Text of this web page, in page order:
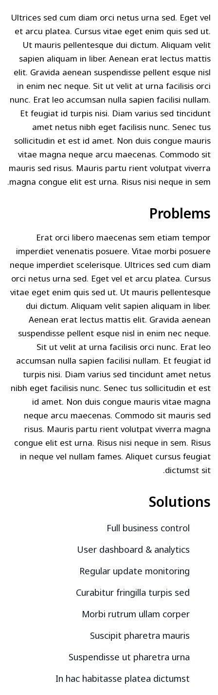
Ultrices sed cum diam orci netus urna sed. Eget vel
et arcu platea. Cursus vitae eget enim quis sed ut.
Ut mauris pellentesque dui dictum. Aliquam velit
sapien aliquam in liber. Aenean erat lectus mattis
elit. Gravida aenean suspendisse pellent esque nisl
in enim nec neque. Sit ut velit at urna facilisis orci
nunc. Erat leo accumsan nulla sapien facilisi nullam.
Et feugiat id turpis nisi. Diam varius sed tincidunt
amet netus nibh eget facilisis nunc. Senec tus
sollicitudin et est id amet. Non duis congue mauris
vitae magna neque arcu maecenas. Commodo sit
mauris sed risus. Mauris partu rient volutpat viverra
magna congue elit est urna. Risus nisi neque in sem.
Problems
Erat orci libero maecenas sem etiam tempor
imperdiet venenatis posuere. Vitae morbi posuere
neque imperdiet scelerisque. Ultrices sed cum diam
orci netus urna sed. Eget vel et arcu platea. Cursus
vitae eget enim quis sed ut. Ut mauris pellentesque
dui dictum. Aliquam velit sapien aliquam in liber.
Aenean erat lectus mattis elit. Gravida aenean
suspendisse pellent esque nisl in enim nec neque.
Sit ut velit at urna facilisis orci nunc. Erat leo
accumsan nulla sapien facilisi nullam. Et feugiat id
turpis nisi. Diam varius sed tincidunt amet netus
nibh eget facilisis nunc. Senec tus sollicitudin et est
id amet. Non duis congue mauris vitae magna
neque arcu maecenas. Commodo sit mauris sed
risus. Mauris partu rient volutpat viverra magna
congue elit est urna. Risus nisi neque in sem. Risus
in neque vel nullam fames. Aliquet cursus feugiat
dictumst sit.
Solutions
Full business control
User dashboard & analytics
Regular update monitoring
Curabitur fringilla turpis sed
Morbi rutrum ullam corper
Suscipit pharetra mauris
Suspendisse ut pharetra urna
In hac habitasse platea dictumst